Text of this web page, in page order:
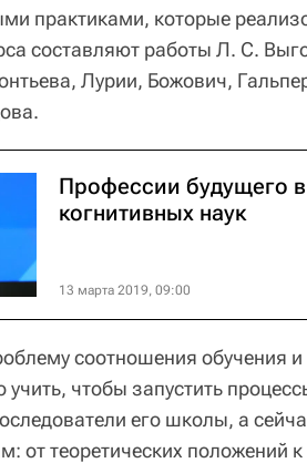
практиками, которые
составляют работы Л. С.
Лурии, Божович,
Профессии будущего
когнитивных наук
13 марта 2019, 09:00
соотношения обучения
учить, чтобы запустить
его школы, а
от теоретических положений